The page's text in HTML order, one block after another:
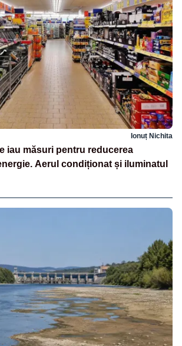
Ionuț Nichita
iau măsuri pentru reducerea
Aerul condiționat și iluminatul